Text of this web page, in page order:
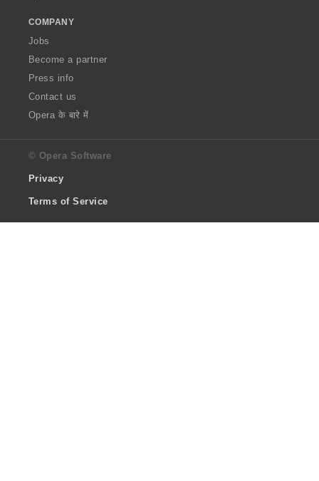
COMPANY
Jobs
Become a partner
Press info
Contact us
Opera के बारे में
© Opera Software
Privacy
Terms of Service